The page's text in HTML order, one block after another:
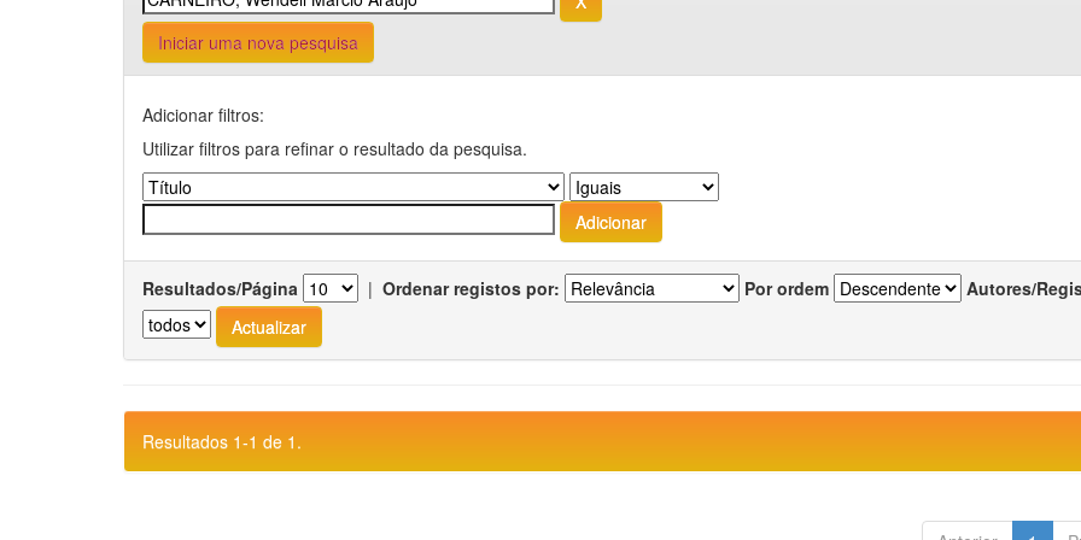
Iniciar uma nova pesquisa
Adicionar filtros:
Utilizar filtros para refinar o resultado da pesquisa.
Resultados/Página | Ordenar registos por: Por ordem Autores/
Resultados 1-1 de 1.